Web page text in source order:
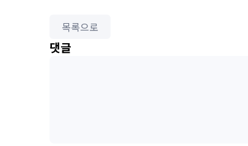
목록으로
댓글